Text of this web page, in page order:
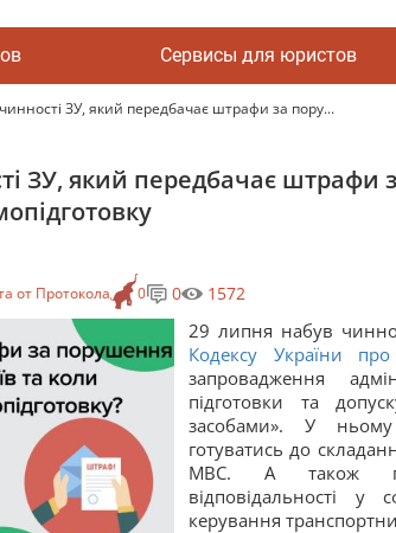
Сервисы для юристов
ЗУ, який передбачає штрафи за пору...
ЗУ, який передбачає штрафи
от Протокола 0 0 1572
29 липня набув
Кодексу України про
запровадження
підготовки та
засобами». У
готуватись до
МВС. А також про
відповідальності у
керування